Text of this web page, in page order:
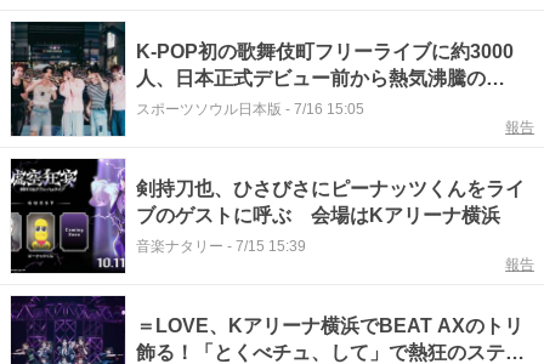
K-POP初の歌舞伎町フリーライブに約3000
人、日本正式デビュー前から熱気沸騰の
AND2BLE
スポーツソウル日本版 - 7/16 15:05
報告
剣持刀也、ひさびさにピーナッツくんをライ
ブのゲストに呼ぶ 会場はKアリーナ横浜
音楽ナタリー - 7/15 15:39
報告
＝LOVE、Kアリーナ横浜でBEAT AXのトリ
飾る！「とくべチュ、して」で熱狂のステー